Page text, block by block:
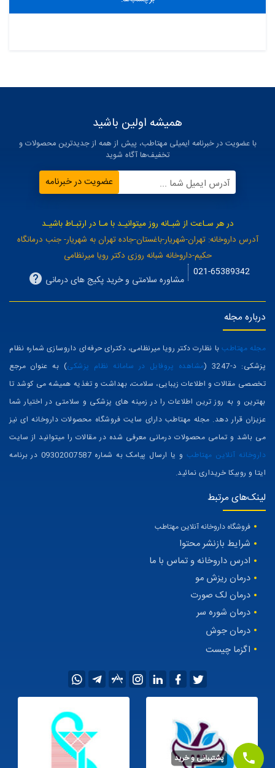
همیشه اولین باشید
با عضویت در خبرنامه ایمیلی مهتاطب، پیش از همه از جدیدترین محصولات و
تخفیف‌ها آگاه شوید
آدرس ایمیل شما ... عضویت در خبرنامه
در هر سـاعت از شبـانه روز میتوانیـد با مـا در ارتبـاط باشیـد
آدرس داروخانه: تهران-شهریار-باغستان-جاده تهران به شهریار- جنب درمانگاه
حکیم-داروخانه شبانه روزی دکتر رویا میرنظامی
021-65389342
مشاوره سلامتی و خرید پکیج های درمانی
درباره مجله
مجله مهتاطببا نظارت دکتر رویا میرنظامی، دکترای حرفه‌ای داروسازی شماره نظام
پزشکی: د-3247 (
مشاهده پروفایل در سامانه نظام پزشکی) به عنوان مرجع
تخصصی مقالات و اطلاعات زیبایی، سلامت، بهداشت و تغذیه همیشه می کوشد تا
بهترین و به روز ترین اطلاعات را در زمینه های پزشکی و سلامتی در اختیار شما
عزیزان قرار دهد. مجله مهتاطب دارای سایت فروشگاه محصولات داروخانه ای نیز
می باشد و تمامی محصولات درمانی معرفی شده در مقالات را میتوانید از سایت
داروخانه آنلاین مهتاطب
و یا ارسال پیامک به شماره 09302007587 در برنامه
ایتا و روبیکا خریداری نمائید.
لینک‌های مرتبط
فروشگاه داروخانه آنلاین مهتاطب
شرایط بازنشر محتوا
ادرس داروخانه و تماس با ما
درمان ریزش مو
درمان لک صورت
درمان شوره سر
درمان جوش
اگزما چیست
پشتیبانی و خرید